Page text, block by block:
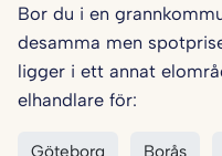
Bor du i en
desamma men
ligger i ett annat
elhandlare för:
Göteborg Borås